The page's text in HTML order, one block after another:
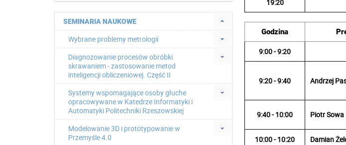
SEMINARIA NAUKOWE
Wybrane problemy metrologii
Diagnozowanie procesów obróbki
skrawaniem - zastosowanie metod
inteligencji obliczeniowej. Część II
Systemy wspomagające osoby głuche
opracowywane w Katedrze Informatyki i
Automatyki Politechniki Rzeszowskiej
Modelowanie 3D i prototypowanie w
Przemyśle 4.0
19:20
Godzina
9:00 - 9:20
9:20 - 9:40 Andrzej
9:40 - 10:00 Piotr Sowa
10:00 - 10:20 Damian